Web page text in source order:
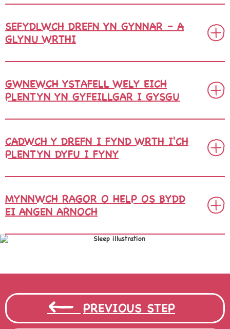
SEFYDLWCH DREFN YN GYNNAR – A
GLYNU WRTHI
GWNEWCH YSTAFELL WELY EICH
PLENTYN YN GYFEILLGAR I GYSGU
CADWCH Y DREFN I FYND WRTH I'CH
PLENTYN DYFU I FYNY
MYNNWCH RAGOR O HELP OS BYDD
EI ANGEN ARNOCH
PREVIOUS STEP